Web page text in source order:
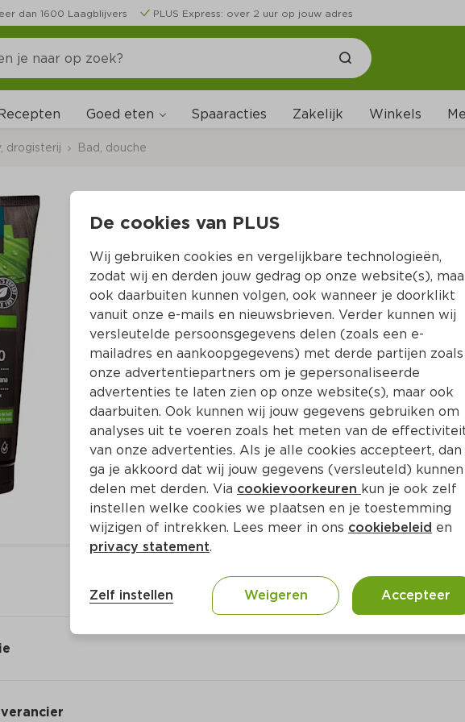
dan 1600 Laagblijvers PLUS Express: over 2 uur op jouw adres
Goed eten Spaaracties Zakelijk Winkels
drogisterij Bad, douche
Kneipp Men Douche
Per Tube 200 ml  (per liter €32.45)
6.49
Toevoegen
De cookies van PLUS
Wij gebruiken cookies en vergelijkbare technologieën,
zodat wij en derden jouw gedrag op onze website(s),
ook daarbuiten kunnen volgen, ook wanneer je doorklikt
vanuit onze e-mails en nieuwsbrieven. Verder kunnen wij
versleutelde persoonsgegevens delen (zoals een e-
mailadres en aankoopgegevens) met derde partijen zoals
onze advertentiepartners om je gepersonaliseerde
advertenties te laten zien op onze website(s), maar ook
daarbuiten. Ook kunnen wij jouw gegevens gebruiken om
analyses uit te voeren zoals het meten van de
van onze advertenties. Als je alle cookies accepteert, dan
ga je akkoord dat wij jouw gegevens (versleuteld) kunnen
delen met derden. Via cookievoorkeuren kun je ook zelf
instellen welke cookies we plaatsen en je toestemming
wijzigen of intrekken. Lees meer in ons cookiebeleid en
privacy statement.
Zelf instellen Weigeren Accepteer